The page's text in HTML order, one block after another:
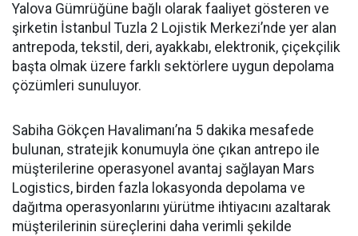
Yalova Gümrüğüne bağlı olarak faaliyet gösteren ve
şirketin İstanbul Tuzla 2 Lojistik Merkezi’nde yer alan
antrepoda, tekstil, deri, ayakkabı, elektronik, çiçekçilik
başta olmak üzere farklı sektörlere uygun depolama
çözümleri sunuluyor.
Sabiha Gökçen Havalimanı’na 5 dakika mesafede
bulunan, stratejik konumuyla öne çıkan antrepo ile
müşterilerine operasyonel avantaj sağlayan Mars
Logistics, birden fazla lokasyonda depolama ve
dağıtma operasyonlarını yürütme ihtiyacını azaltarak
müşterilerinin süreçlerini daha verimli şekilde